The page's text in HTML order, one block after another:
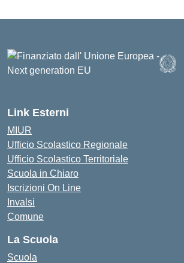
Link Esterni
MIUR
Ufficio Scolastico Regionale
Ufficio Scolastico Territoriale
Scuola in Chiaro
Iscrizioni On Line
Invalsi
Comune
La Scuola
Scuola